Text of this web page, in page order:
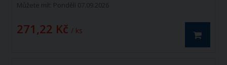
Můžete mít: Pondělí 07.09.2026
271,22 Kč / ks